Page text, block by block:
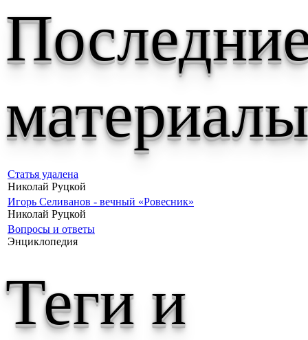
Статья удалена
Николай Руцкой
Игорь Селиванов - вечный «Ровесник»
Николай Руцкой
Вопросы и ответы
Энциклопедия
Теги и